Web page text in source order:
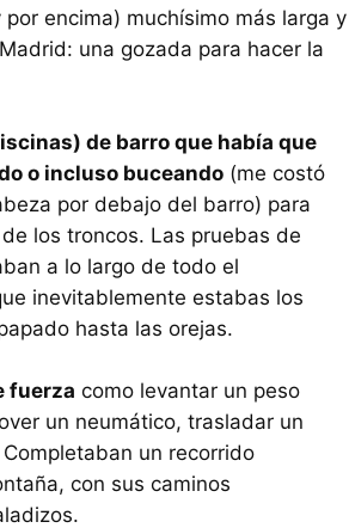
encima) muchísimo más larga y
una gozada para hacer la
de barro que había que
o incluso buceando (me costó
por debajo del barro) para
los troncos. Las pruebas de
a lo largo de todo el
inevitablemente estabas los
hasta las orejas.
fuerza como levantar un peso
un neumático, trasladar un
un recorrido
con sus caminos